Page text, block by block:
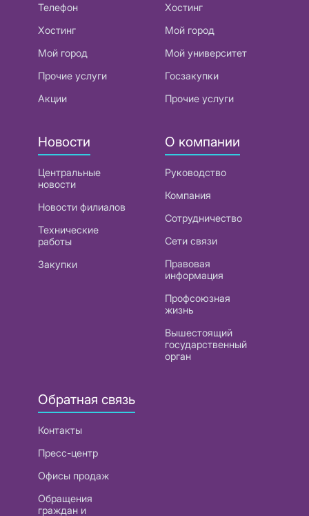
Телефон
Хостинг
Мой город
Прочие услуги
Акции
Хостинг
Мой город
Мой университет
Госзакупки
Прочие услуги
Новости
Центральные
новости
Новости филиалов
Технические
работы
Закупки
О компании
Руководство
Компания
Сотрудничество
Сети связи
Правовая
информация
Профсоюзная
жизнь
Вышестоящий
государственный
орган
Обратная связь
Контакты
Пресс-центр
Офисы продаж
Обращения
граждан и